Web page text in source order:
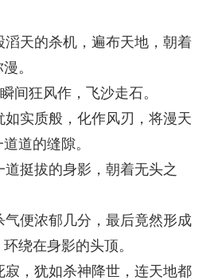
天的杀机，遍布天地，朝着
。
间狂风作，飞沙走石。
实质般，化作风刃，将漫天
道的缝隙。
挺拔的身影，朝着无头之
便浓郁几分，最后竟然形成
绕在身影的头顶。
，犹如杀神降世，连天地都